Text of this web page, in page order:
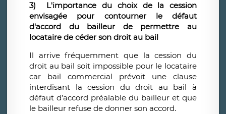
3) L'importance du choix de la cession
envisagée pour contourner le défaut
d'accord du bailleur de permettre au
locataire de céder son droit au bail
Il arrive fréquemment que la cession du
droit au bail soit impossible pour le locataire
car bail commercial prévoit une clause
interdisant la cession du droit au bail à
défaut d’accord préalable du bailleur et que
le bailleur refuse de donner son accord.